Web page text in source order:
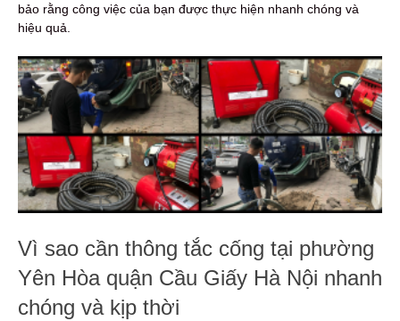
bảo rằng công việc của bạn được thực hiện nhanh chóng và
hiệu quả.
Vì sao cần thông tắc cống tại phường
Yên Hòa quận Cầu Giấy Hà Nội nhanh
chóng và kịp thời